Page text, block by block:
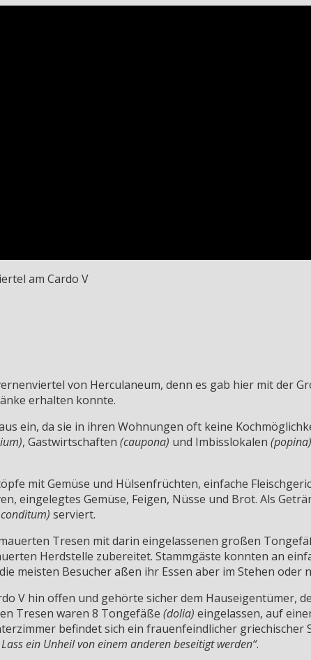
am Cardo V
von Herculaneum, denn es gab hier mit der
erhalten konnte.
ein, da sie in ihren Wohnungen oft keine
, Gastwirtschaften (caupona) und Imbisslokalen (popina)
mit Gemüse und Hülsenfrüchten, einfache
eingelegtes Gemüse, Feigen, Nüsse und Brot. Als
serviert.
Tresen mit darin eingelassenen großen
Herdstelle zubereitet. Stammgäste konnten an
meisten Besucher aßen ihr Essen aber im Stehen
V hin offen und gehörte sicher dem Hauseigentümer,
Tresen waren 8 Tongefäße (dolia) eingelassen, auf
befindet sich ein frauenfeindlicher griechischer
ein Unheil von einem anderen beseitigt werden“.